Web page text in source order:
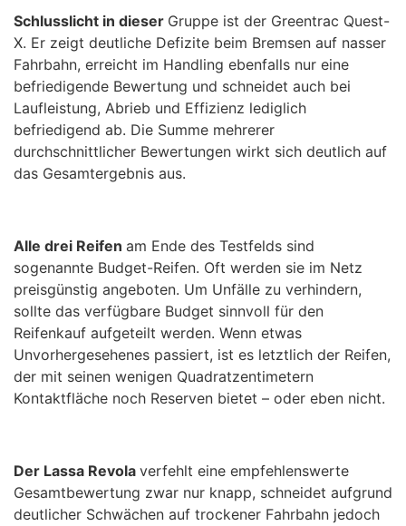
Schlusslicht in dieser Gruppe ist der Greentrac Quest-
X. Er zeigt deutliche Defizite beim Bremsen auf nasser
Fahrbahn, erreicht im Handling ebenfalls nur eine
befriedigende Bewertung und schneidet auch bei
Laufleistung, Abrieb und Effizienz lediglich
befriedigend ab. Die Summe mehrerer
durchschnittlicher Bewertungen wirkt sich deutlich auf
das Gesamtergebnis aus.
Alle drei Reifen am Ende des Testfelds sind
sogenannte Budget-Reifen. Oft werden sie im Netz
preisgünstig angeboten. Um Unfälle zu verhindern,
sollte das verfügbare Budget sinnvoll für den
Reifenkauf aufgeteilt werden. Wenn etwas
Unvorhergesehenes passiert, ist es letztlich der Reifen,
der mit seinen wenigen Quadratzentimetern
Kontaktfläche noch Reserven bietet – oder eben nicht.
Der Lassa Revola verfehlt eine empfehlenswerte
Gesamtbewertung zwar nur knapp, schneidet aufgrund
deutlicher Schwächen auf trockener Fahrbahn jedoch